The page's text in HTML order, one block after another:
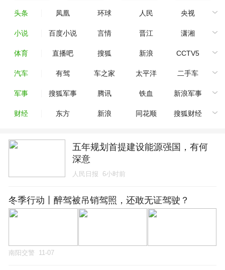
头条 凤凰 环球 人民 央视
小说 百度小说 言情 晋江 潇湘
体育 直播吧 搜狐 新浪 CCTV5
汽车 有驾 车之家 太平洋 二手车
军事 搜狐军事 腾讯 铁血 新浪军事
财经 东方 新浪 同花顺 搜狐财经
五年规划首提建设能源强国，有何
深意
人民日报 6小时前
冬季行动丨醉驾被吊销驾照，还敢无证驾驶？
南阳交警 11-07